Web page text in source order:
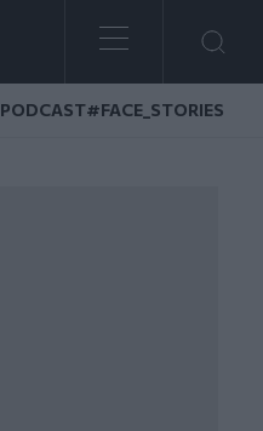
PODCAST#FACE_STORIES